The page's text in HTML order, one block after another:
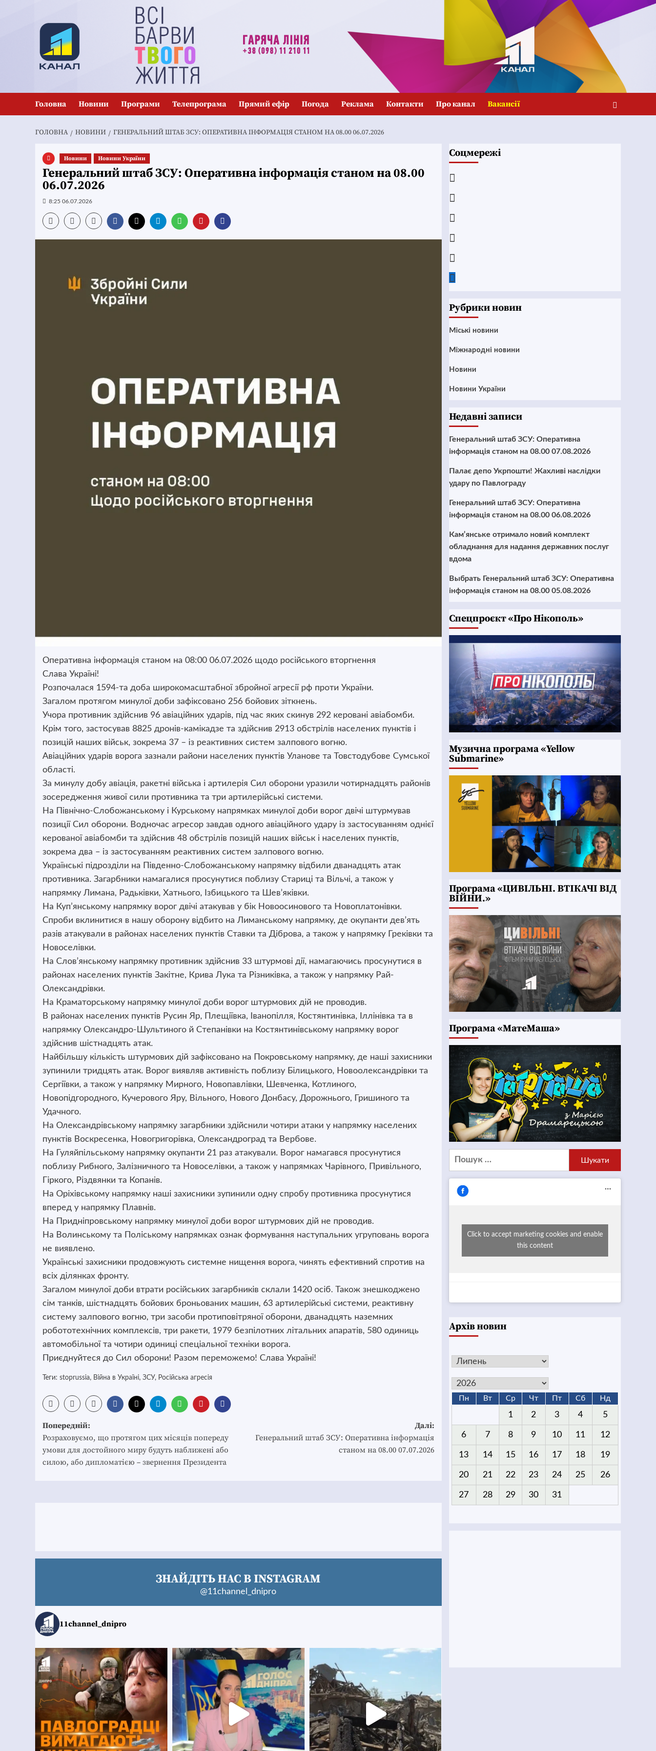
Головна Новини Програми Телепрограма Прямий ефір Погода Реклама Контакти Про канал Вакансії
ГОЛОВНА НОВИНИ ГЕНЕРАЛЬНИЙ ШТАБ ЗСУ: ОПЕРАТИВНА ІНФОРМАЦІЯ СТАНОМ НА 08.00 06.07.2026
Новини Новини України
Генеральний штаб ЗСУ: Оперативна інформація станом на 08.00
06.07.2026
8:25 06.07.2026
Оперативна інформація станом на 08:00 06.07.2026 щодо російського вторгнення
Слава Україні!
Розпочалася 1594-та доба широкомасштабної збройної агресії рф проти України.
Загалом протягом минулої доби зафіксовано 256 бойових зіткнень.
Учора противник здійснив 96 авіаційних ударів, під час яких скинув 292 керовані авіабомби.
Крім того, застосував 8825 дронів-камікадзе та здійснив 2913 обстрілів населених пунктів і
позицій наших військ, зокрема 37 – із реактивних систем залпового вогню.
Авіаційних ударів ворога зазнали райони населених пунктів Уланове та Товстодубове Сумської
області.
За минулу добу авіація, ракетні війська і артилерія Сил оборони уразили чотирнадцять районів
зосередження живої сили противника та три артилерійські системи.
На Північно-Слобожанському і Курському напрямках минулої доби ворог двічі штурмував
позиції Сил оборони. Водночас агресор завдав одного авіаційного удару із застосуванням однієї
керованої авіабомби та здійснив 48 обстрілів позицій наших військ і населених пунктів,
зокрема два – із застосуванням реактивних систем залпового вогню.
Українські підрозділи на Південно-Слобожанському напрямку відбили дванадцять атак
противника. Загарбники намагалися просунутися поблизу Стариці та Вільчі, а також у
напрямку Лимана, Радьківки, Хатнього, Ізбицького та Шев’яківки.
На Куп’янському напрямку ворог двічі атакував у бік Новоосинового та Новоплатонівки.
Спроби вклинитися в нашу оборону відбито на Лиманському напрямку, де окупанти дев’ять
разів атакували в районах населених пунктів Ставки та Діброва, а також у напрямку Греківки та
Новоселівки.
На Слов’янському напрямку противник здійснив 33 штурмові дії, намагаючись просунутися в
районах населених пунктів Закітне, Крива Лука та Різниківка, а також у напрямку Рай-
Олександрівки.
На Краматорському напрямку минулої доби ворог штурмових дій не проводив.
В районах населених пунктів Русин Яр, Плещіївка, Іванопілля, Костянтинівка, Іллінівка та в
напрямку Олександро-Шультиного й Степанівки на Костянтинівському напрямку ворог
здійснив шістнадцять атак.
Найбільшу кількість штурмових дій зафіксовано на Покровському напрямку, де наші захисники
зупинили тридцять атак. Ворог виявляв активність поблизу Білицького, Новоолександрівки та
Сергіївки, а також у напрямку Мирного, Новопавлівки, Шевченка, Котлиного,
Новопідгородного, Кучерового Яру, Вільного, Нового Донбасу, Дорожнього, Гришиного та
Удачного.
На Олександрівському напрямку загарбники здійснили чотири атаки у напрямку населених
пунктів Воскресенка, Новогригорівка, Олександроград та Вербове.
На Гуляйпільському напрямку окупанти 21 раз атакували. Ворог намагався просунутися
поблизу Рибного, Залізничного та Новоселівки, а також у напрямках Чарівного, Привільного,
Гіркого, Різдвянки та Копанів.
На Оріхівському напрямку наші захисники зупинили одну спробу противника просунутися
вперед у напрямку Плавнів.
На Придніпровському напрямку минулої доби ворог штурмових дій не проводив.
На Волинському та Поліському напрямках ознак формування наступальних угруповань ворога
не виявлено.
Українські захисники продовжують системне нищення ворога, чинять ефективний спротив на
всіх ділянках фронту.
Загалом минулої доби втрати російських загарбників склали 1420 осіб. Також знешкоджено
сім танків, шістнадцять бойових броньованих машин, 63 артилерійські системи, реактивну
систему залпового вогню, три засоби протиповітряної оборони, дванадцять наземних
робототехнічних комплексів, три ракети, 1979 безпілотних літальних апаратів, 580 одиниць
автомобільної та чотири одиниці спеціальної техніки ворога.
Приєднуйтеся до Сил оборони! Разом переможемо! Слава Україні!
Теги: stoprussia, Війна в Україні, ЗСУ, Російська агресія
Post
navigation
Попередній:
Розраховуємо, що протягом цих місяців попереду
умови для достойного миру будуть наближені або
силою, або дипломатією – звернення Президента
Далі:
Генеральний штаб ЗСУ: Оперативна інформація
станом на 08.00 07.07.2026
ЗНАЙДІТЬ НАС В INSTAGRAM
@11channel_dnipro
11channel_dnipro
Соцмережі
Рубрики новин
Mіські новини
Міжнародні новини
Новини
Новини України
Недавні записи
Генеральний штаб ЗСУ: Оперативна
інформація станом на 08.00 07.08.2026
Палає депо Укрпошти! Жахливі наслідки
удару по Павлограду
Генеральний штаб ЗСУ: Оперативна
інформація станом на 08.00 06.08.2026
Кам’янське отримало новий комплект
обладнання для надання державних послуг
вдома
Выбрать Генеральний штаб ЗСУ: Оперативна
інформація станом на 08.00 05.08.2026
Cпецпроєкт «Про Нікополь»
Музична програма «Yellow
Submarine»
Програма «ЦИВІЛЬНІ. ВТІКАЧІ ВІД
ВІЙНИ.»
Програма «МатеМаша»
Пошук:
Click to accept marketing cookies and enable
this content
Архів новин
Пн Вт Ср Чт Пт Сб Нд
1 2 3 4 5
6 7 8 9 10 11 12
13 14 15 16 17 18 19
20 21 22 23 24 25 26
27 28 29 30 31